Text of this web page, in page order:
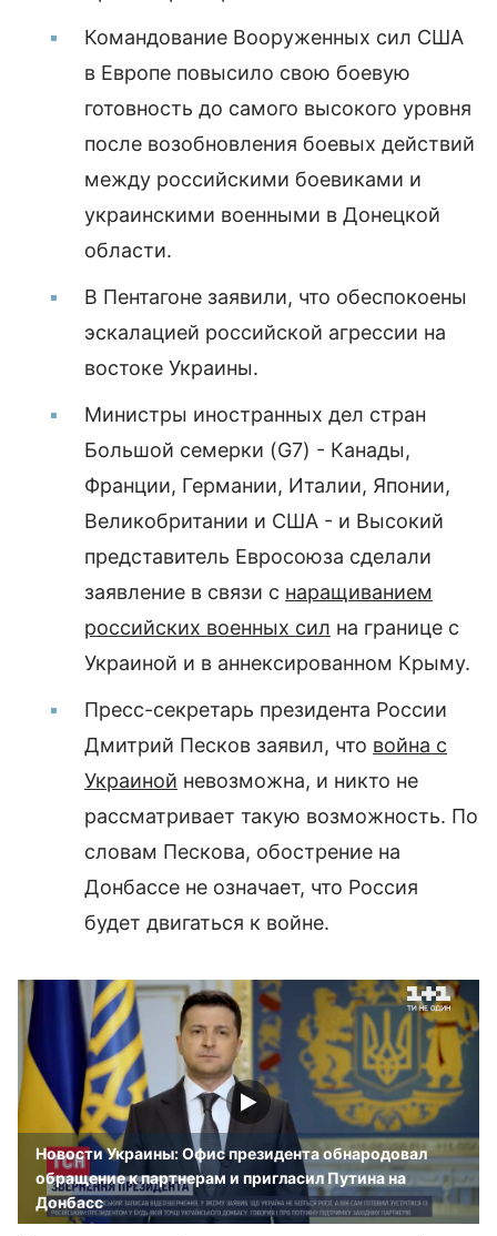
Командование Вооруженных сил США
в Европе повысило свою боевую
готовность до самого высокого уровня
после возобновления боевых действий
между российскими боевиками и
украинскими военными в Донецкой
области.
В Пентагоне заявили, что обеспокоены
эскалацией российской агрессии на
востоке Украины.
Министры иностранных дел стран
Большой семерки (G7) - Канады,
Франции, Германии, Италии, Японии,
Великобритании и США - и Высокий
представитель Евросоюза сделали
заявление в связи с наращиванием
российских военных сил на границе с
Украиной и в аннексированном Крыму.
Пресс-секретарь президента России
Дмитрий Песков заявил, что война с
Украиной невозможна, и никто не
рассматривает такую возможность. По
словам Пескова, обострение на
Донбассе не означает, что Россия
будет двигаться к войне.
Новости Украины: Офис президента обнародовал
обращение к партнерам и пригласил Путина на
Донбасс